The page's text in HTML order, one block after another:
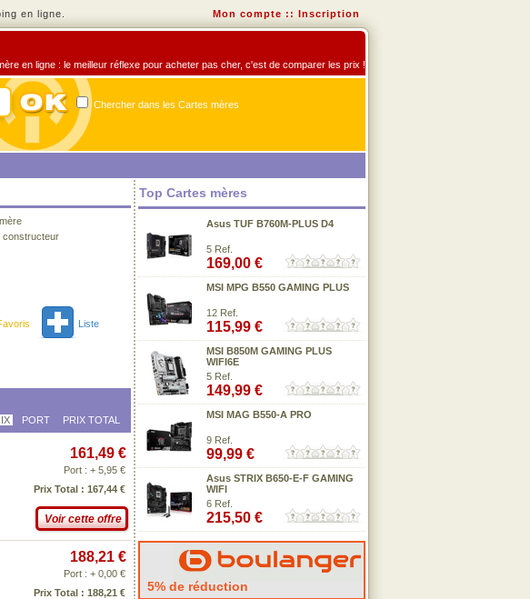
en ligne. Mon compte :: Inscription
en ligne : le meilleur réflexe pour acheter pas cher, c'est de comparer les prix !
Chercher dans les Cartes mères
constructeur
Liste
PORT PRIX TOTAL
161,49 €
Port : + 5,95 €
Prix Total : 167,44 €
Voir cette offre
188,21 €
Port : + 0,00 €
Prix Total : 188,21 €
Top Cartes mères
Asus TUF B760M-PLUS D4
5 Ref.
169,00 €
MSI MPG B550 GAMING PLUS
12 Ref.
115,99 €
MSI B850M GAMING PLUS
WIFI6E
5 Ref.
149,99 €
MSI MAG B550-A PRO
9 Ref.
99,99 €
Asus STRIX B650-E-F GAMING
WIFI
6 Ref.
215,50 €
5% de réduction